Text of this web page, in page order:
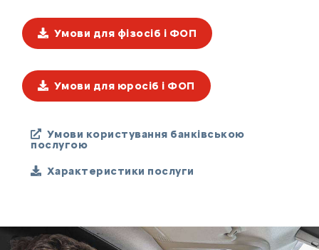
Умови для фізосіб і ФОП
Умови для юросіб і ФОП
Умови користування банківською
послугою
Характеристики послуги